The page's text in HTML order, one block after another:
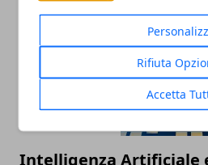
Rifiuta
Accetta
Intelligenza Artificiale